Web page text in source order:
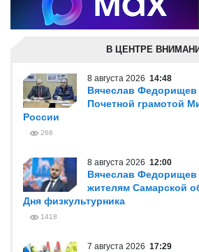
В ЦЕНТРЕ
8 августа 2026 14:48
Вячеслав Федорищев
Почетной грамотой
России
266
8 августа 2026 12:00
Вячеслав Федорищев
жителям Самарской
Дня физкультурника
1418
7 августа 2026 17:29